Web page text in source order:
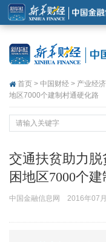
首页 > 中国财经 > 产业经济
地区7000个建制村通硬化路
交通扶贫助力
困地区7000个
中国金融信息网 2016年07